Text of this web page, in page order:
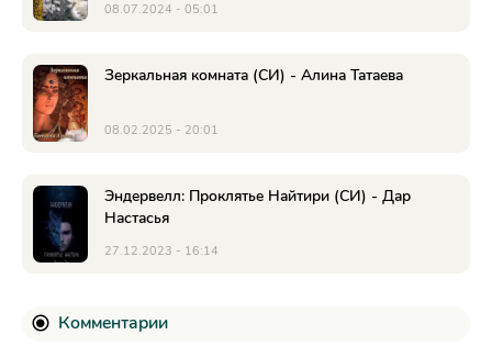
08.07.2024 - 05:01
Зеркальная комната (СИ) - Алина Татаева
08.02.2025 - 20:01
Эндервелл: Проклятье Найтири (СИ) - Дар
Настасья
27.12.2023 - 16:14
Комментарии